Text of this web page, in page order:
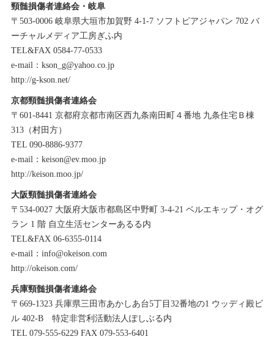
頸髄損傷者連絡会・岐阜
〒503-0006 岐阜県大垣市加賀野 4-1-7 ソフトピアジャパン 702 バ
ーチャルメディア工房ぎふ内
TEL&FAX 0584-77-0533
e-mail：kson_g@yahoo.co.jp
http://g-kson.net/
京都頸髄損傷者連絡会
〒601-8441 京都府京都市南区西九条南田町４番地 九条住宅Ｂ棟
313（村田方）
TEL 090-8886-9377
e-mail：keison@ev.moo.jp
http://keison.moo.jp/
大阪頸髄損傷者連絡会
〒534-0027 大阪府大阪市都島区中野町 3-4-21 ベルエキップ・オグ
ラン 1 階 自立生活センターあるる内
TEL&FAX 06-6355-0114
e-mail：info@okeison.com
http://okeison.com/
兵庫頸髄損傷者連絡会
〒669-1323 兵庫県三田市あかしあ台5丁目32番地の1 ウッディ殿ビ
ル 402-B 特定非営利活動法人ぽしぶる内
TEL 079-555-6229 FAX 079-553-6401